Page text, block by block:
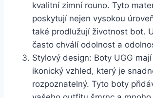
kvalitní⁢ zimní rouno. Tyto
poskytují nejen⁤ vysokou
také prodlužují životnost bot.
často chválí odolnost ​a
Stylový design: ‍Boty ⁤UGG ‍mají
ikonický vzhled,​ který je
rozpoznatelný.⁣ Tyto boty